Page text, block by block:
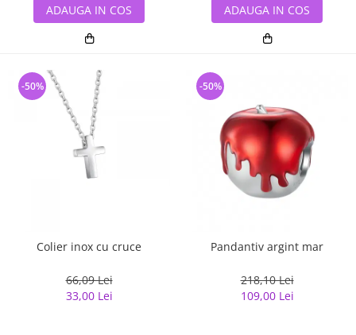
ADAUGA IN COS ADAUGA IN COS
Colier inox cu cruce
66,09 Lei
33,00 Lei
-50%
Pandantiv argint mar
218,10 Lei
109,00 Lei
-50%